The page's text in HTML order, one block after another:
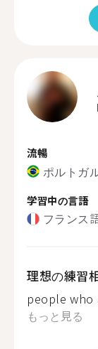
流暢
ポルトガ
学習中の言語
フランス
理想の練習
people who
もっと見る